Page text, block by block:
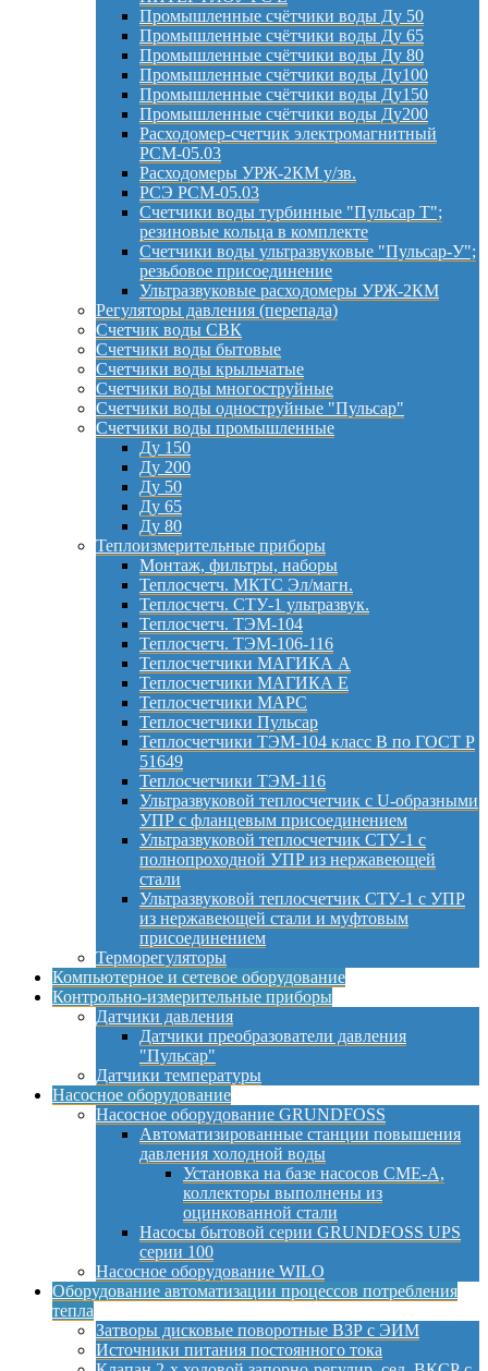
Промышленные счётчики воды Ду 50
Промышленные счётчики воды Ду 65
Промышленные счётчики воды Ду 80
Промышленные счётчики воды Ду100
Промышленные счётчики воды Ду150
Промышленные счётчики воды Ду200
Расходомер-счетчик электромагнитный
РСМ-05.03
Расходомеры УРЖ-2КМ у/зв.
РСЭ РСМ-05.03
Счетчики воды турбинные "Пульсар Т";
резиновые кольца в комплекте
Счетчики воды ультразвуковые "Пульсар-У";
резьбовое присоединение
Ультразвуковые расходомеры УРЖ-2КМ
Регуляторы давления (перепада)
Счетчик воды СВК
Счетчики воды бытовые
Счетчики воды крыльчатые
Счетчики воды многоструйные
Счетчики воды одноструйные "Пульсар"
Счетчики воды промышленные
Ду 150
Ду 200
Ду 50
Ду 65
Ду 80
Теплоизмерительные приборы
Монтаж, фильтры, наборы
Теплосчетч. МКТС Эл/магн.
Теплосчетч. СТУ-1 ультразвук.
Теплосчетч. ТЭМ-104
Теплосчетч. ТЭМ-106-116
Теплосчетчики МАГИКА А
Теплосчетчики МАГИКА Е
Теплосчетчики МАРС
Теплосчетчики Пульсар
Теплосчетчики ТЭМ-104 класс B по ГОСТ Р
51649
Теплосчетчики ТЭМ-116
Ультразвуковой теплосчетчик с U-образными
УПР с фланцевым присоединением
Ультразвуковой теплосчетчик СТУ-1 с
полнопроходной УПР из нержавеющей
стали
Ультразвуковой теплосчетчик СТУ-1 с УПР
из нержавеющей стали и муфтовым
присоединением
Терморегуляторы
Компьютерное и сетевое оборудование
Контрольно-измерительные приборы
Датчики давления
Датчики преобразователи давления
"Пульсар"
Датчики температуры
Насосное оборудование
Насосное оборудование GRUNDFOSS
Автоматизированные станции повышения
давления холодной воды
Установка на базе насосов CME-A,
коллекторы выполнены из
оцинкованной стали
Насосы бытовой серии GRUNDFOSS UPS
серии 100
Насосное оборудование WILO
Оборудование автоматизации процессов потребления
тепла
Затворы дисковые поворотные ВЗР с ЭИМ
Источники питания постоянного тока